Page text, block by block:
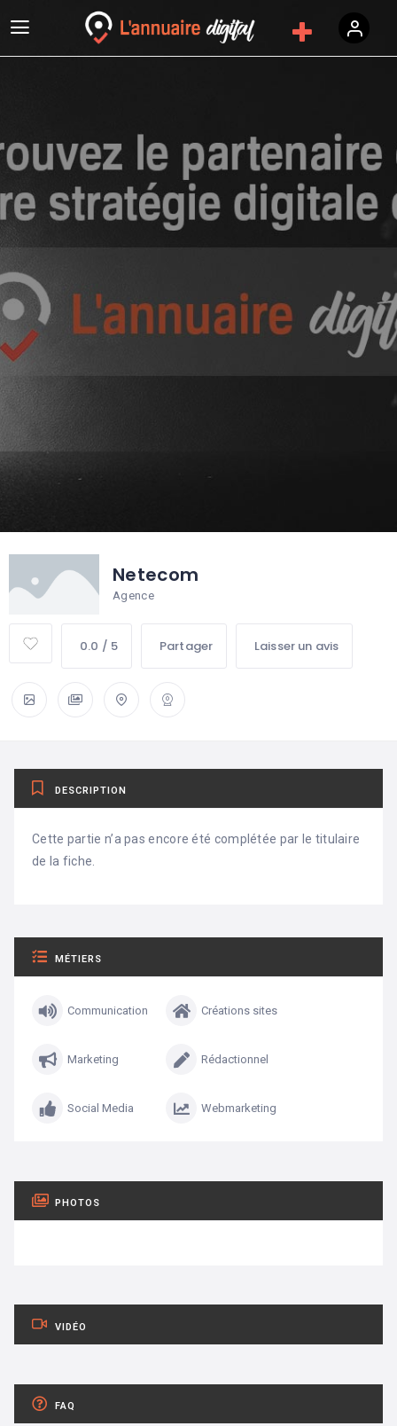
Netecom
Agence
0.0 / 5 Partager Laisser un avis
DESCRIPTION
Cette partie n’a pas encore été complétée par le titulaire
de la fiche.
MÉTIERS
Communication Créations sites
Marketing Rédactionnel
Social Media Webmarketing
PHOTOS
VIDÉO
FAQ